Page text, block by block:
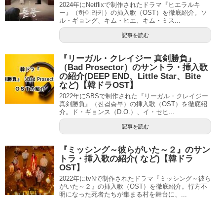
2024年にNetflixで制作されたドラマ『ヒエラルキ
ー』（하이라키）の挿入歌（OST）を徹底紹介。ソ
ル・ギョング、キム・ヒエ、キム・ミス...
記事を読む
『リーガル・クレイジー 真剣勝負』
（Bad Prosector）のサントラ・挿入歌
の紹介(DEEP END、Little Star、Bite
など)【韓ドラOST】
2022年にSBSで制作された『リーガル・クレイジー
真剣勝負』（진검승부）の挿入歌（OST）を徹底紹
介。ド・ギョンス（D.O.）、イ・セヒ...
記事を読む
『ミッシング～彼らがいた～２』のサン
トラ・挿入歌の紹介( など)【韓ドラ
OST】
2022年にtvNで制作されたドラマ『ミッシング～彼ら
がいた～２』の挿入歌（OST）を徹底紹介。行方不
明になった死者たちが集まる村を舞台に、...